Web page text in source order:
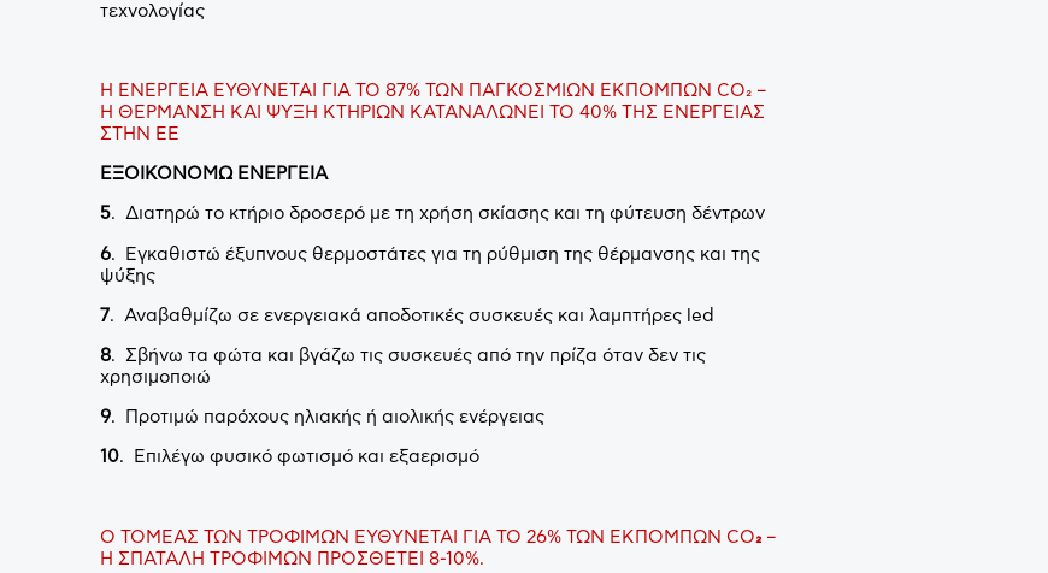
τεχνολογίας
Η ΕΝΕΡΓΕΙΑ ΕΥΘΥΝΕΤΑΙ ΓΙΑ ΤΟ 87% ΤΩΝ ΠΑΓΚΟΣΜΙΩΝ ΕΚΠΟΜΠΩΝ CO₂ –
Η ΘΕΡΜΑΝΣΗ ΚΑΙ ΨΥΞΗ ΚΤΗΡΙΩΝ ΚΑΤΑΝΑΛΩΝΕΙ ΤΟ 40% ΤΗΣ ΕΝΕΡΓΕΙΑΣ
ΣΤΗΝ ΕΕ
ΕΞΟΙΚΟΝΟΜΩ ΕΝΕΡΓΕΙΑ
5. Διατηρώ το κτήριο δροσερό με τη χρήση σκίασης και τη φύτευση δέντρων
6. Εγκαθιστώ έξυπνους θερμοστάτες για τη ρύθμιση της θέρμανσης και της
ψύξης
7. Αναβαθμίζω σε ενεργειακά αποδοτικές συσκευές και λαμπτήρες led
8. Σβήνω τα φώτα και βγάζω τις συσκευές από την πρίζα όταν δεν τις
χρησιμοποιώ
9. Προτιμώ παρόχους ηλιακής ή αιολικής ενέργειας
10. Επιλέγω φυσικό φωτισμό και εξαερισμό
Ο ΤΟΜΕΑΣ ΤΩΝ ΤΡΟΦΙΜΩΝ ΕΥΘΥΝΕΤΑΙ ΓΙΑ ΤΟ 26% ΤΩΝ ΕΚΠΟΜΠΩΝ CO₂ –
Η ΣΠΑΤΑΛΗ ΤΡΟΦΙΜΩΝ ΠΡΟΣΘΕΤΕΙ 8-10%.